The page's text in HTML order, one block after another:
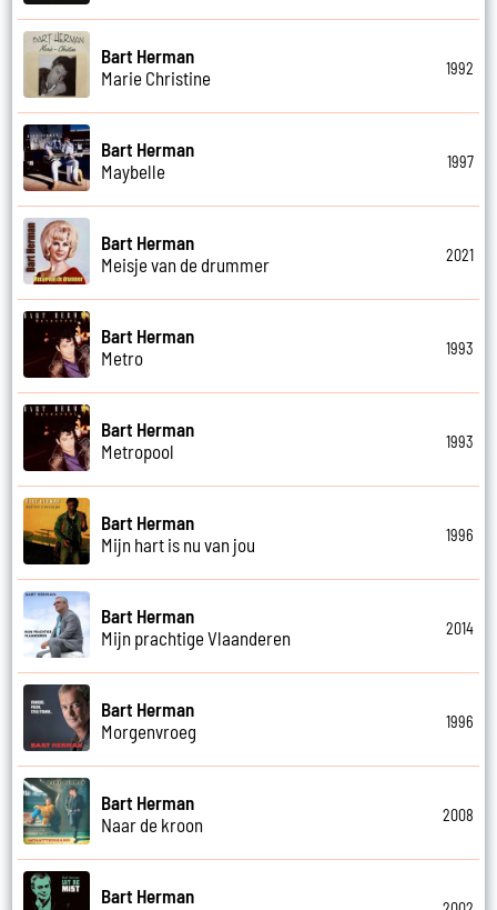
Bart Herman
Marie Christine
1992
Bart Herman
Maybelle
1997
Bart Herman
Meisje van de drummer
2021
Bart Herman
Metro
1993
Bart Herman
Metropool
1993
Bart Herman
Mijn hart is nu van jou
1996
Bart Herman
Mijn prachtige Vlaanderen
2014
Bart Herman
Morgenvroeg
1996
Bart Herman
Naar de kroon
2008
Bart Herman